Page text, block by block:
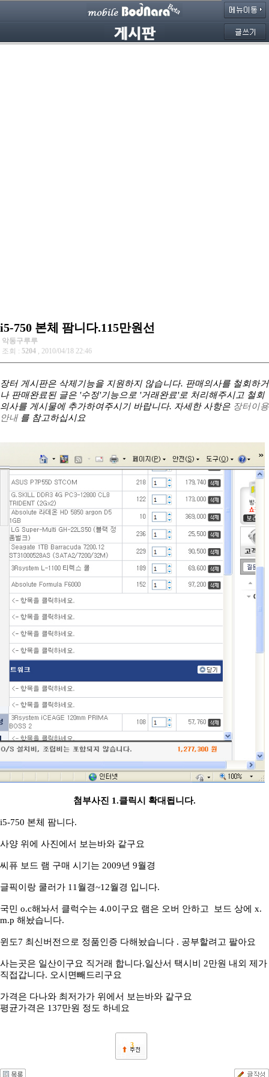
i5-750 본체 팜니다.115만원선
악동구루루
조회 : 5204 , 2010/04/18 22:46
장터 게시판은 삭제기능을 지원하지 않습니다. 판매의사를 철회하거
나 판매완료된 글은 '수정'기능으로 '거래완료'로 처리해주시고 철회
의사를 게시물에 추가하여주시기 바랍니다. 자세한 사항은 장터이용
안내 를 참고하십시요
첨부사진 1.클릭시 확대됩니다.
i5-750 본체 팜니다.
사양 위에 사진에서 보는바와 같구요
씨퓨 보드 램 구매 시기는 2009년 9월경
글픽이랑 쿨러가 11월경~12월경 입니다.
국민 o.c해놔서 클럭수는 4.0이구요 램은 오버 안하고 보드 상에 x.
m.p 해놨습니다.
윈도7 최신버전으로 정품인증 다해놨습니다 . 공부할려고 팔아요
사는곳은 일산이구요 직거래 합니다.일산서 택시비 2만원 내외 제가
직접갑니다. 오시면빼드리구요
가격은 다나와 최저가가 위에서 보는바와 같구요
평균가격은 137만원 정도 하네요
3